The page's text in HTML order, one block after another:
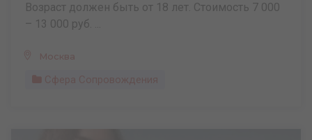
Возраст должен быть от 18 лет. Стоимость 7 000
– 13 000 руб. ...
Москва
Сфера Сопровождения